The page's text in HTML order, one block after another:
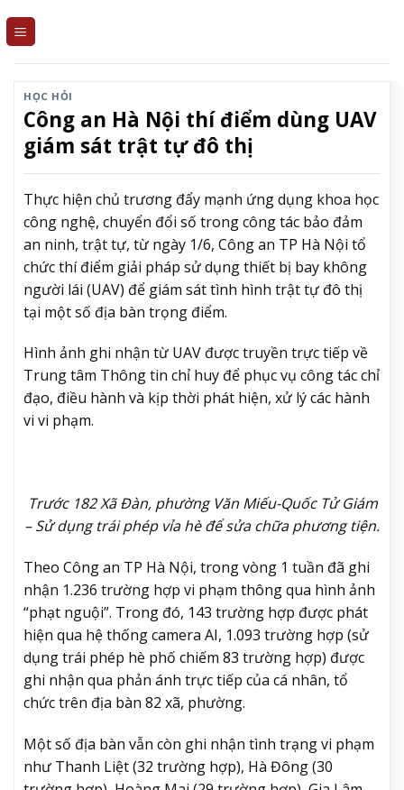
HỌC HỎI
Công an Hà Nội thí điểm dùng UAV
giám sát trật tự đô thị
Thực hiện chủ trương đẩy mạnh ứng dụng khoa học
công nghệ, chuyển đổi số trong công tác bảo đảm
an ninh, trật tự, từ ngày 1/6, Công an TP Hà Nội tổ
chức thí điểm giải pháp sử dụng thiết bị bay không
người lái (UAV) để giám sát tình hình trật tự đô thị
tại một số địa bàn trọng điểm.
Hình ảnh ghi nhận từ UAV được truyền trực tiếp về
Trung tâm Thông tin chỉ huy để phục vụ công tác chỉ
đạo, điều hành và kịp thời phát hiện, xử lý các hành
vi vi phạm.
Trước 182 Xã Đàn, phường Văn Miếu-Quốc Tử Giám
– Sử dụng trái phép vỉa hè để sửa chữa phương tiện.
Theo Công an TP Hà Nội, trong vòng 1 tuần đã ghi
nhận 1.236 trường hợp vi phạm thông qua hình ảnh
“phạt nguội”. Trong đó, 143 trường hợp được phát
hiện qua hệ thống camera AI, 1.093 trường hợp (sử
dụng trái phép hè phố chiếm 83 trường hợp) được
ghi nhận qua phản ánh trực tiếp của cá nhân, tổ
chức trên địa bàn 82 xã, phường.
Một số địa bàn vẫn còn ghi nhận tình trạng vi phạm
như Thanh Liệt (32 trường hợp), Hà Đông (30